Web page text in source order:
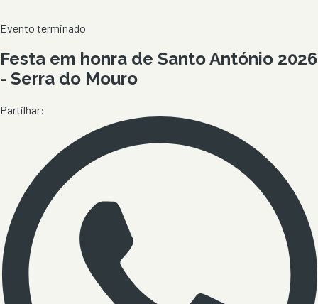
Evento terminado
Festa em honra de Santo António 2026
- Serra do Mouro
Partilhar: